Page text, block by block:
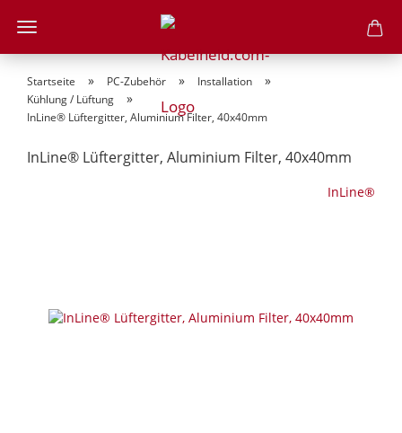
Startseite » PC-Zubehör » Installation »
Kühlung / Lüftung »
InLine® Lüftergitter, Aluminium Filter, 40x40mm
InLine® Lüftergitter, Aluminium Filter, 40x40mm
InLine®